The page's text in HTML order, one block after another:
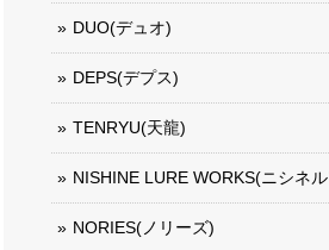
DUO(デュオ)
DEPS(デプス)
TENRYU(天龍)
NISHINE LURE WORKS(ニシネ
NORIES(ノリーズ)